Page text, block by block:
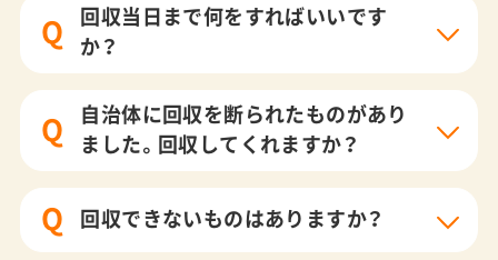
Q
回収当日まで何をすればいいです
か？
Q
自治体に回収を断られたものがあり
ました。回収してくれますか？
Q 回収できないものはありますか？